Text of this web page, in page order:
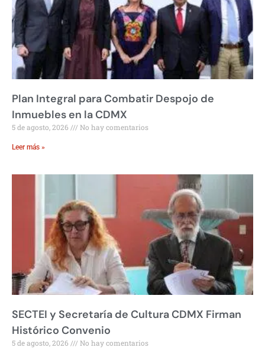
Plan Integral para Combatir Despojo de
Inmuebles en la CDMX
5 de agosto, 2026 No hay comentarios
Leer más »
SECTEI y Secretaría de Cultura CDMX Firman
Histórico Convenio
5 de agosto, 2026 No hay comentarios